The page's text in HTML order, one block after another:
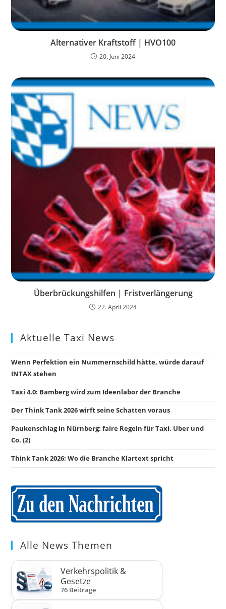
Alternativer Kraftstoff | HVO100
20. Juni 2024
Überbrückungshilfen | Fristverlängerung
22. April 2024
Aktuelle Taxi News
Wenn Perfektion ein Nummernschild hätte, würde darauf
INTAX stehen
Taxi 4.0: Bamberg wird zum Ideenlabor der Branche
Der Think Tank 2026 wirft seine Schatten voraus
Paukenschlag in Nürnberg: faire Regeln für Taxi, Uber und
Co. (2)
Think Tank 2026: Wo die Branche Klartext spricht
Alle News Themen
Verkehrspolitik &
Gesetze
76 Beiträge